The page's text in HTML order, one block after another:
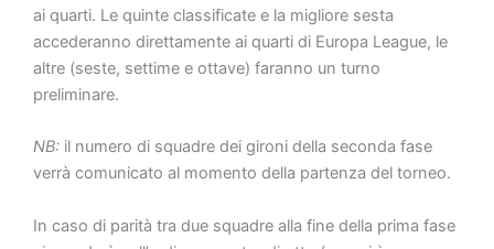
ai quarti. Le quinte classificate e la migliore sesta
accederanno direttamente ai quarti di Europa League, le
altre (seste, settime e ottave) faranno un turno
preliminare.
NB: il numero di squadre dei gironi della seconda fase
verrà comunicato al momento della partenza del torneo.
In caso di parità tra due squadre alla fine della prima fase